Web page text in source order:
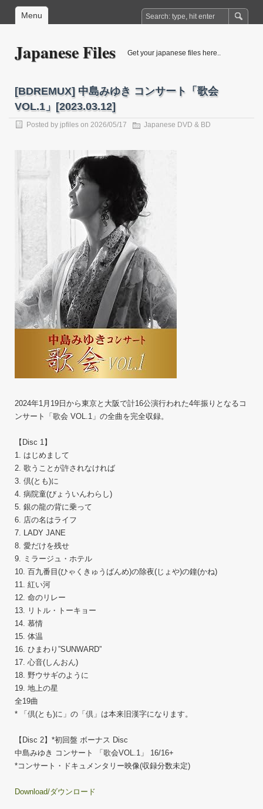
Menu
Japanese Files Get your japanese files here..
[BDREMUX] 中島みゆき コンサート「歌会
VOL.1」[2023.03.12]
Posted by jpfiles on 2026/05/17 Japanese DVD & BD
2024年1月19日から東京と大阪で計16公演行われた4年振りとなるコ
ンサート「歌会 VOL.1」の全曲を完全収録。
【Disc 1】
1. はじめまして
2. 歌うことが許されなければ
3. 倶(とも)に
4. 病院童(びょういんわらし)
5. 銀の龍の背に乗って
6. 店の名はライフ
7. LADY JANE
8. 愛だけを残せ
9. ミラージュ・ホテル
10. 百九番目(ひゃくきゅうばんめ)の除夜(じょや)の鐘(かね)
11. 紅い河
12. 命のリレー
13. リトル・トーキョー
14. 慕情
15. 体温
16. ひまわり”SUNWARD”
17. 心音(しんおん)
18. 野ウサギのように
19. 地上の星
全19曲
* 「倶(とも)に」の「倶」は本来旧漢字になります。
【Disc 2】*初回盤 ボーナス Disc
中島みゆき コンサート 「歌会VOL.1」 16/16+
*コンサート・ドキュメンタリー映像(収録分数未定)
Download/ダウンロード